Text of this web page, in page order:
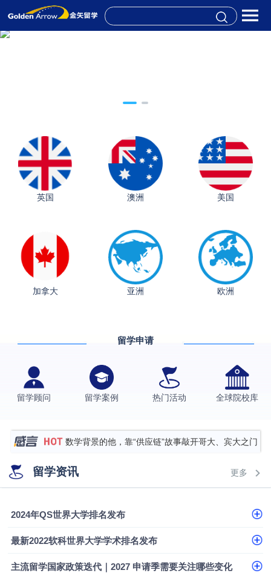
英国 澳洲 美国
加拿大 亚洲 欧洲
留学申请
留学顾问 留学案例 热门活动 全球院校库
从上海财大2+2到谢菲尔德：低均分逆袭QS百强金
伯明翰大学数字媒体与创意产业硕士录取案例
西南财经大学投资学背景，成功斩获英国名校多份
硕士录取
数学背景的他，靠“供应链”故事敲开哥大、宾大之门
专科逆袭伦敦大学学院UCL录取案例解析
香港浸会大学伦理与公共事务硕士录取
留学资讯 更多
2024年QS世界大学排名发布
最新2022软科世界大学学术排名发布
主流留学国家政策迭代｜2027 申请季需要关注哪些变化